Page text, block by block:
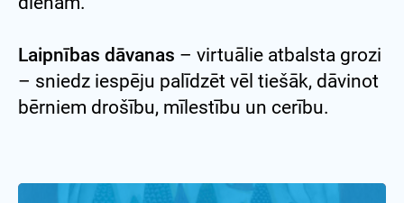
Laipnības dāvanas – virtuālie atbalsta grozi
– sniedz iespēju palīdzēt vēl tiešāk, dāvinot
bērniem drošību, mīlestību un cerību.